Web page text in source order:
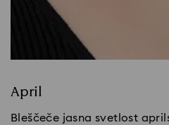
April
Bleščeče jasna svetlost